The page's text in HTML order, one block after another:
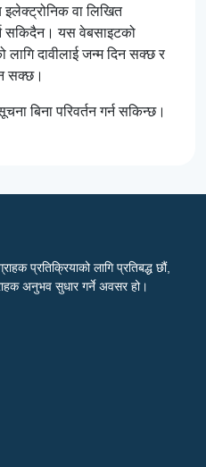
इलेक्ट्रोनिक वा लिखित
सकिदैन। यस वेबसाइटको
लागि दावीलाई जन्म दिन सक्छ र
सक्छ।
बिना परिवर्तन गर्न सकिन्छ।
प्रतिक्रियाको लागि प्रतिबद्ध छौं,
अनुभव सुधार गर्ने अवसर हो।